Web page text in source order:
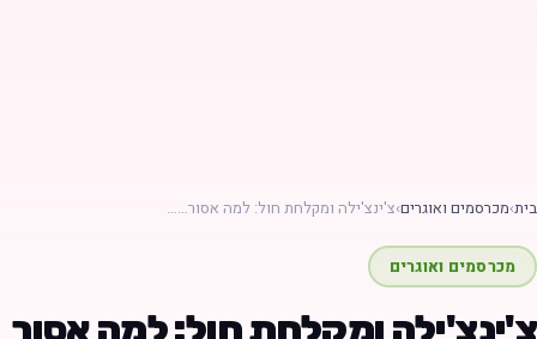
›מכרסמים ואוגרים›צ'ינצ'ילה ומקלחת חול: למה אסור……
מכרסמים ואוגרים
ומקלחת חול: למה אסור